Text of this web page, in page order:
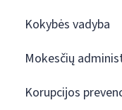
Kokybės vadyba
Mokesčių
Korupcijos